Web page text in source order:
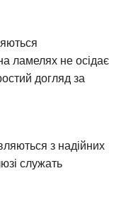
ламелях не осідає
догляд за
з надійних
служать